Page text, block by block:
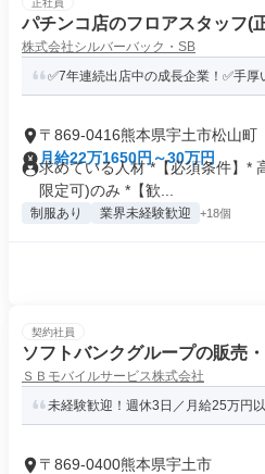
正社員
パチンコ店のフロアスタッフ(
株式会社シルバーバック・SB
✅7年連続出店中の成長企業！✅手厚
〒869-0416熊本県宇土市松山町
月給22万1650円～30万円
求めている人材 *【必須条件】*
限定可)のみ *【歓...
制服あり 業界未経験歓迎 +18個
契約社員
ソフトバンクグループの販売
ＳＢモバイルサービス株式会社
未経験歓迎！週休3日／月給25万円
〒869-0400熊本県宇土市